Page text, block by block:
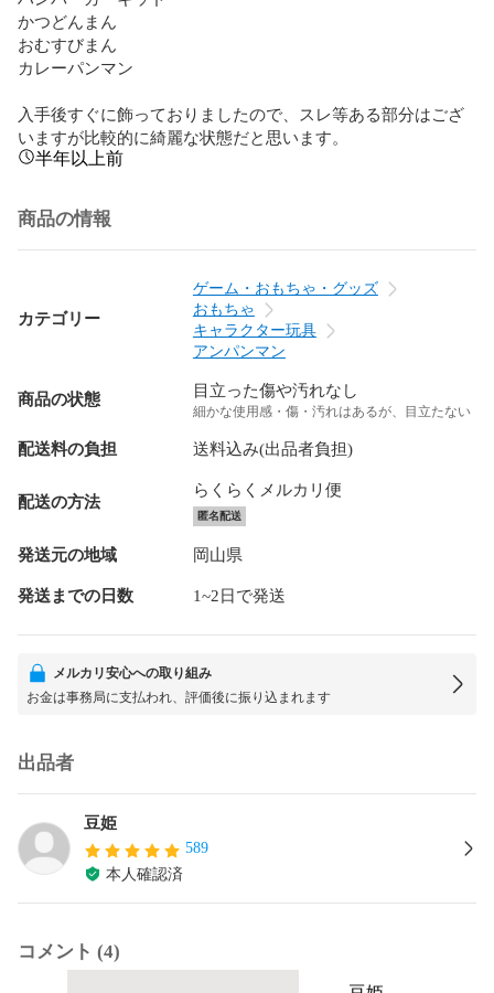
かつどんまん
おむすびまん
カレーパンマン
入手後すぐに飾っておりましたので、スレ等ある部分はござ
いますが比較的に綺麗な状態だと思います。
半年以上前
商品の情報
カテゴリー
ゲーム・おもちゃ・グッズ
おもちゃ
キャラクター玩具
アンパンマン
商品の状態 目立った傷や汚れなし
細かな使用感・傷・汚れはあるが、目立たない
配送料の負担 送料込み(出品者負担)
配送の方法
らくらくメルカリ便
匿名配送
発送元の地域 岡山県
発送までの日数 1~2日で発送
メルカリ安心への取り組み
お金は事務局に支払われ、評価後に振り込まれます
出品者
豆姫
589
本人確認済
コメント (4)